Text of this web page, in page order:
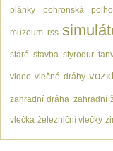
plánky pohronská
muzeum rss
staré stavba styrodur
video vlečné dráhy
zahradní dráha zahradní
vlečka železniční vlečky